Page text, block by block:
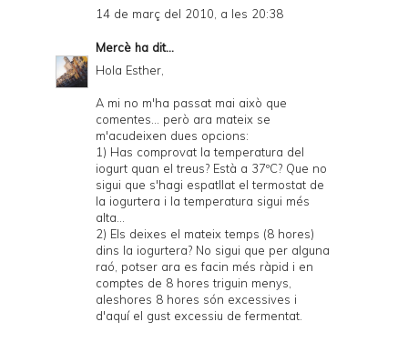
D
14 de març del 2010, a les 20:38
Mercè ha dit...
Hola Esther,
A mi no m'ha passat mai això que
comentes... però ara mateix se
m'acudeixen dues opcions:
1) Has comprovat la temperatura del
iogurt quan el treus? Està a 37ºC? Que no
sigui que s'hagi espatllat el termostat de
la iogurtera i la temperatura sigui més
alta...
2) Els deixes el mateix temps (8 hores)
dins la iogurtera? No sigui que per alguna
raó, potser ara es facin més ràpid i en
comptes de 8 hores triguin menys,
aleshores 8 hores són excessives i
d'aquí el gust excessiu de fermentat.